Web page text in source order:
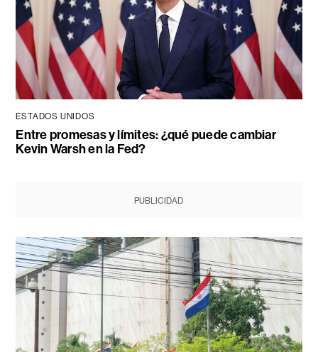
ESTADOS UNIDOS
Entre promesas y límites: ¿qué puede cambiar
Kevin Warsh en la Fed?
PUBLICIDAD